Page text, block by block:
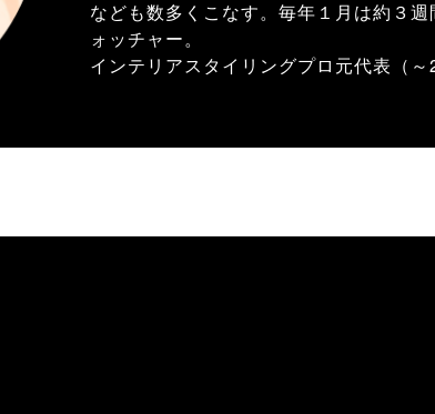
なども数多くこなす。毎年１月は約３
ォッチャー。
インテリアスタイリングプロ元代表（～